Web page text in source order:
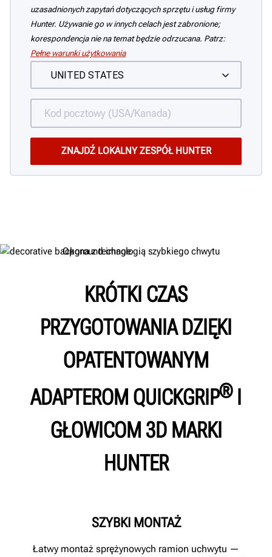
uzasadnionych zapytań dotyczących sprzętu i usług firmy
Hunter. Używanie go w innych celach jest zabronione;
korespondencja nie na temat będzie odrzucana. Patrz:
Pełne warunki użytkowania
KRÓTKI CZAS
PRZYGOTOWANIA DZIĘKI
OPATENTOWANYM
ADAPTEROM QUICKGRIP®I
GŁOWICOM 3D MARKI
HUNTER
SZYBKI MONTAŻ
Łatwy montaż sprężynowych ramion uchwytu —